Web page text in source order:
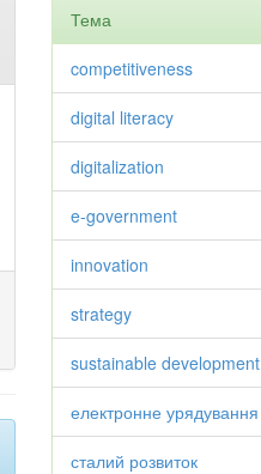
Тема
competitiveness
digital literacy
digitalization
e-government
innovation
strategy
sustainable development
електронне урядування
сталий розвиток